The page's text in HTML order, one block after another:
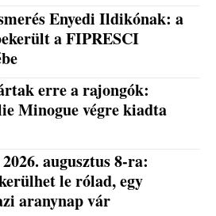
Enyedi Ildikónak: a
a FIPRESCI
erre a rajongók:
Minogue végre kiadta
augusztus 8-ra:
le rólad, egy
aranynap vár